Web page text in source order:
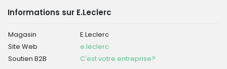
Informations sur E.Leclerc
Magasin
E.Leclerc
Site Web
e.leclerc
Soutien B2B
C'est votre entreprise?